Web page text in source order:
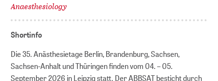
Anaesthesiology
Shortinfo
Die 35. Anästhesietage Berlin, Brandenburg, Sachsen,
Sachsen-Anhalt und Thüringen finden vom 04. – 05.
September 2026 in Leipzig statt. Der ABBSAT besticht durch